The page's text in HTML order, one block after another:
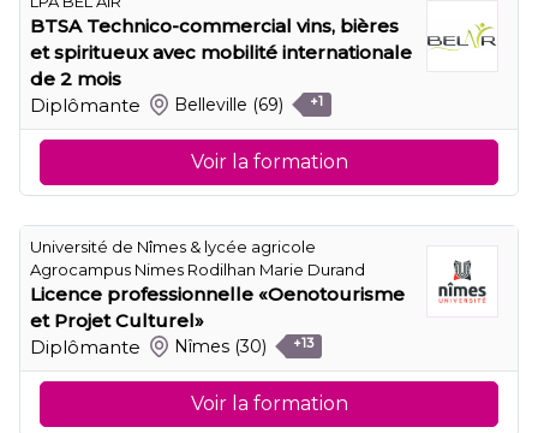
BTSA Technico-commercial vins, bières
et spiritueux avec mobilité internationale
de 2 mois
Diplômante
Belleville (69) +1
Voir la formation
Université de Nîmes & lycée agricole
Agrocampus Nimes Rodilhan Marie Durand
Licence professionnelle «Oenotourisme
et Projet Culturel»
Diplômante
Nîmes (30) +13
Voir la formation